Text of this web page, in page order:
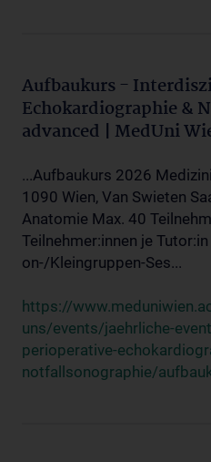
Aufbaukurs -
Echokardiographie &
advanced | MedUni
...Aufbaukurs 2026
1090 Wien, Van Swieten
Anatomie Max. 40
Teilnehmer:innen je
on-/Kleingruppen-Ses...
https://
uns/events/jaehrliche-
perioperative-
notfallsonographie/